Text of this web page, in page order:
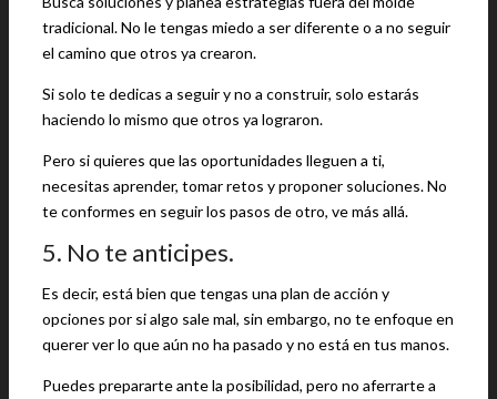
tradicional. No le tengas miedo a ser diferente o a no seguir
el camino que otros ya crearon.
Si solo te dedicas a seguir y no a construir, solo estarás
haciendo lo mismo que otros ya lograron.
Pero si quieres que las oportunidades lleguen a ti,
necesitas aprender, tomar retos y proponer soluciones. No
te conformes en seguir los pasos de otro, ve más allá.
5. No te anticipes.
Es decir, está bien que tengas una plan de acción y
opciones por si algo sale mal, sin embargo, no te enfoque en
querer ver lo que aún no ha pasado y no está en tus manos.
Puedes prepararte ante la posibilidad, pero no aferrarte a